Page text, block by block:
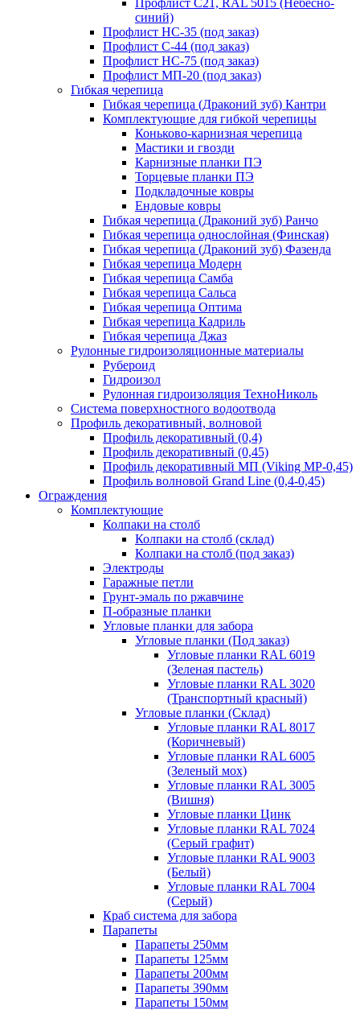
синий)
Профлист НС-35 (под заказ)
Профлист С-44 (под заказ)
Профлист НС-75 (под заказ)
Профлист МП-20 (под заказ)
Гибкая черепица
Гибкая черепица (Драконий зуб) Кантри
Комплектующие для гибкой черепицы
Коньково-карнизная черепица
Мастики и гвозди
Карнизные планки ПЭ
Торцевые планки ПЭ
Подкладочные ковры
Ендовые ковры
Гибкая черепица (Драконий зуб) Ранчо
Гибкая черепица однослойная (Финская)
Гибкая черепица (Драконий зуб) Фазенда
Гибкая черепица Модерн
Гибкая черепица Самба
Гибкая черепица Сальса
Гибкая черепица Оптима
Гибкая черепица Кадриль
Гибкая черепица Джаз
Рулонные гидроизоляционные материалы
Рубероид
Гидроизол
Рулонная гидроизоляция ТехноНиколь
Система поверхностного водоотвода
Профиль декоративный, волновой
Профиль декоративный (0,4)
Профиль декоративный (0,45)
Профиль декоративный МП (Viking MP-0,45)
Профиль волновой Grand Line (0,4-0,45)
Ограждения
Комплектующие
Колпаки на столб
Колпаки на столб (склад)
Колпаки на столб (под заказ)
Электроды
Гаражные петли
Грунт-эмаль по ржавчине
П-образные планки
Угловые планки для забора
Угловые планки (Под заказ)
Угловые планки RAL 6019
(Зеленая пастель)
Угловые планки RAL 3020
(Транспортный красный)
Угловые планки (Склад)
Угловые планки RAL 8017
(Коричневый)
Угловые планки RAL 6005
(Зеленый мох)
Угловые планки RAL 3005
(Вишня)
Угловые планки Цинк
Угловые планки RAL 7024
(Серый графит)
Угловые планки RAL 9003
(Белый)
Угловые планки RAL 7004
(Серый)
Краб система для забора
Парапеты
Парапеты 250мм
Парапеты 125мм
Парапеты 200мм
Парапеты 390мм
Парапеты 150мм